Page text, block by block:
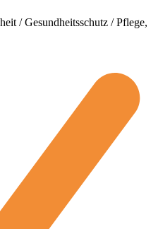
/ Gesundheitsschutz / Pflege,